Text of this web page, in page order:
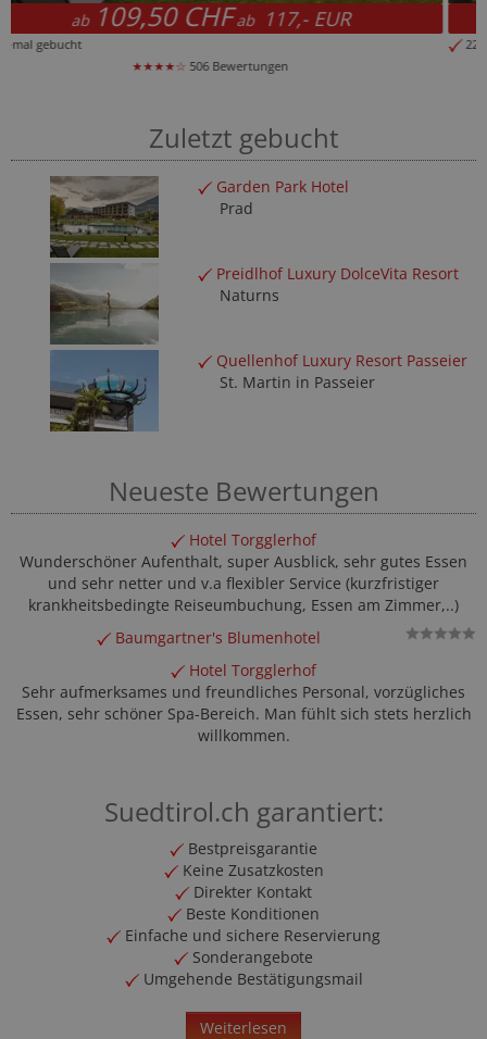
ab122,50 CHFab131,- EUR
22-mal gebucht
★★★★☆797 Bewertungen
Zuletzt gebucht
Garden Park Hotel
Prad
Preidlhof Luxury DolceVita Resort
Naturns
Quellenhof Luxury Resort Passeier
St. Martin in Passeier
Neueste Bewertungen
Hotel Torgglerhof
Wunderschöner Aufenthalt, super Ausblick, sehr gutes Essen
und sehr netter und v.a flexibler Service (kurzfristiger
krankheitsbedingte Reiseumbuchung, Essen am Zimmer,..)
Baumgartner's Blumenhotel
Hotel Torgglerhof
Sehr aufmerksames und freundliches Personal, vorzügliches
Essen, sehr schöner Spa-Bereich. Man fühlt sich stets herzlich
willkommen.
Suedtirol.ch garantiert:
Bestpreisgarantie
Keine Zusatzkosten
Direkter Kontakt
Beste Konditionen
Einfache und sichere Reservierung
Sonderangebote
Umgehende Bestätigungsmail
Weiterlesen